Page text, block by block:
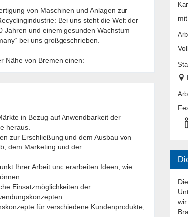
von Maschinen und Anlagen zur
Bei uns steht die Welt der
Jahren und einem gesunden Wachstum
bei uns großgeschrieben.
Nähe von Bremen einen:
in Bezug auf Anwendbarkeit der
heraus.
zur Erschließung und dem Ausbau von
dem Marketing und der
Ihrer Arbeit und erarbeiten Ideen, wie
Einsatzmöglichkeiten der
für verschiedene Kundenprodukte,
wir